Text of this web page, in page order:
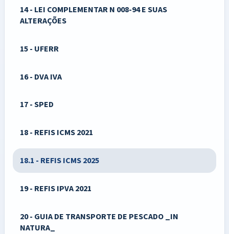
14 - LEI COMPLEMENTAR N 008-94 E SUAS
ALTERAÇÕES
15 - UFERR
16 - DVA IVA
17 - SPED
18 - REFIS ICMS 2021
18.1 - REFIS ICMS 2025
19 - REFIS IPVA 2021
20 - GUIA DE TRANSPORTE DE PESCADO _IN
NATURA_